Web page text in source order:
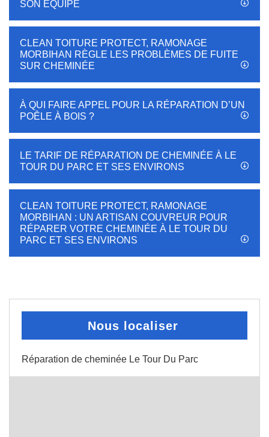
SON ÉQUIPE
CLEAN TOITURE PROTECT, RAMONAGE
MORBIHAN RÈGLE LES PROBLÈMES DE FUITE
SUR CHEMINÉE
À QUI FAIRE APPEL POUR LA RÉPARATION D’UN
POÊLE À BOIS ?
LE TARIF DE RÉPARATION DE CHEMINÉE À LE
TOUR DU PARC ET SES ENVIRONS
CLEAN TOITURE PROTECT, RAMONAGE
MORBIHAN : UN ARTISAN COUVREUR POUR
RÉPARER VOTRE CHEMINÉE À LE TOUR DU
PARC ET SES ENVIRONS
Nous localiser
Réparation de cheminée Le Tour Du Parc